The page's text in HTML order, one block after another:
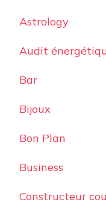
Astrology
Audit
Bar
Bijoux
Bon Plan
Business
Constructeur